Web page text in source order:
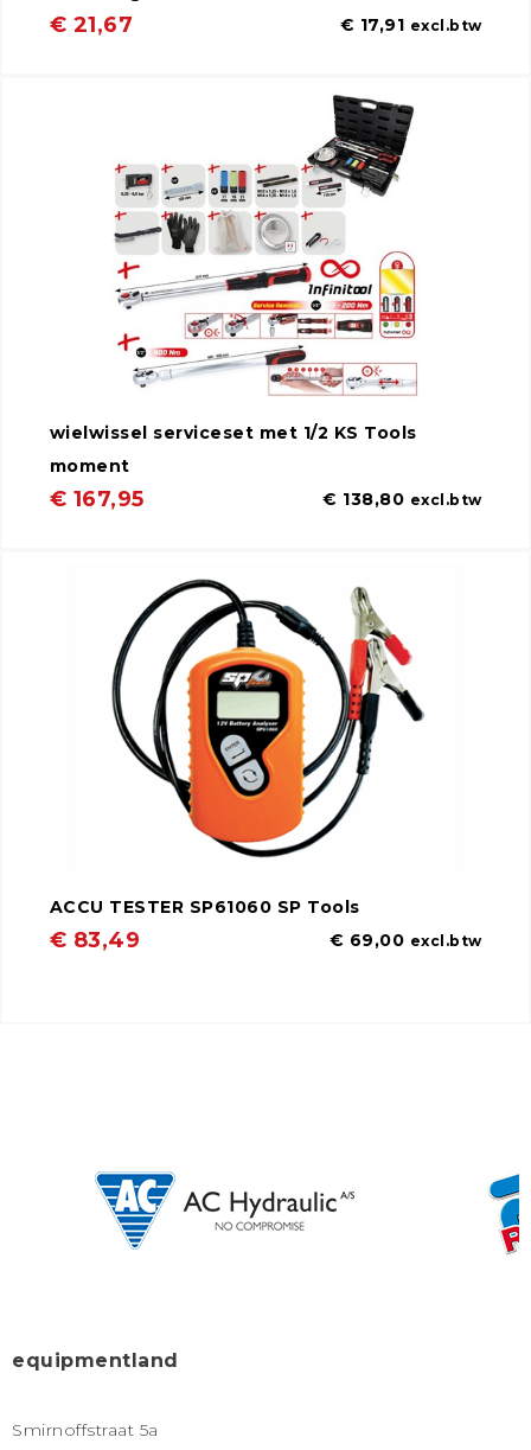
€ 21,67 € 17,91 excl.btw
wielwissel serviceset met 1/2 KS Tools
moment
€ 167,95 € 138,80 excl.btw
ACCU TESTER SP61060 SP Tools
€ 83,49 € 69,00 excl.btw
equipmentland
Smirnoffstraat 5a